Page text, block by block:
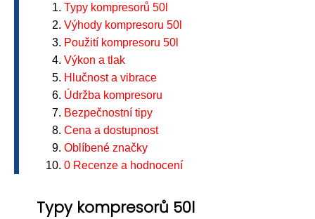
Typy kompresorů 50l
Výhody kompresoru 50l
Použití kompresoru 50l
Výkon a tlak
Hlučnost a vibrace
Údržba kompresoru
Bezpečnostní tipy
Cena a dostupnost
Oblíbené značky
0 Recenze a hodnocení
Typy kompresorů 50l